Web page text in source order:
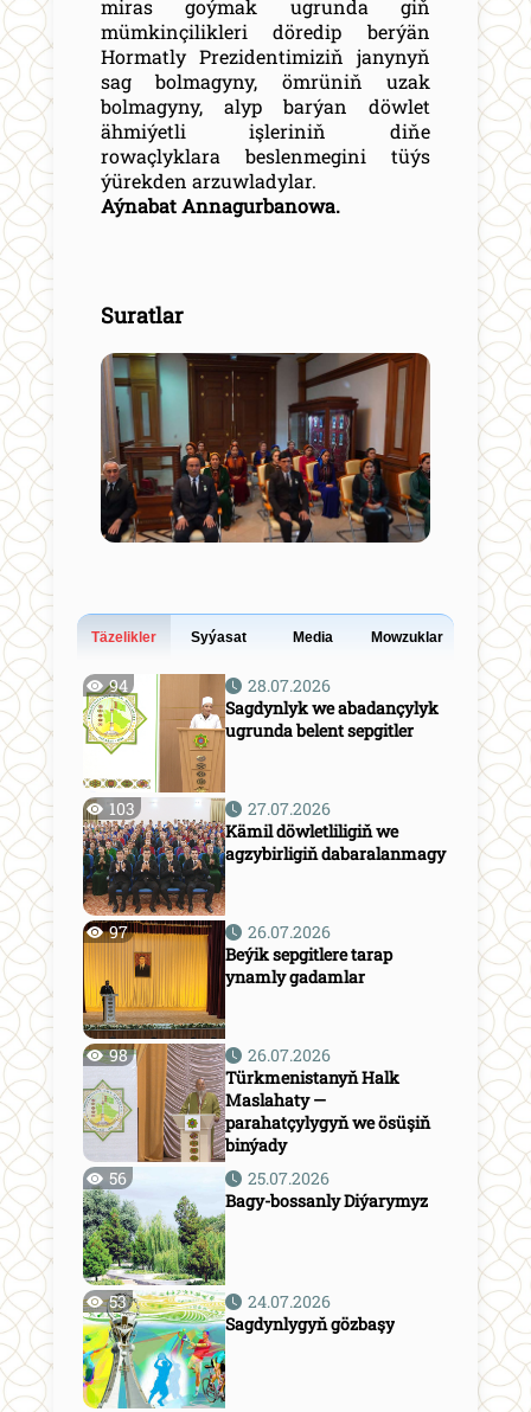
miras goýmak ugrunda giň
mümkinçilikleri döredip berýän
Hormatly Prezidentimiziň janynyň
sag bolmagyny, ömrüniň uzak
bolmagyny, alyp barýan döwlet
ähmiýetli işleriniň diňe
rowaçlyklara beslenmegini tüýs
ýürekden arzuwladylar.
Aýnabat Annagurbanowa.
Suratlar
Täzelikler Syýasat Media Mowzuklar
94
28.07.2026
Sagdynlyk we abadançylyk
ugrunda belent sepgitler
103
27.07.2026
Kämil döwletliligiň we
agzybirligiň dabaralanmagy
97
26.07.2026
Beýik sepgitlere tarap
ynamly gadamlar
98
26.07.2026
Türkmenistanyň Halk
Maslahaty —
parahatçylygyň we ösüşiň
binýady
56
25.07.2026
Bagy-bossanly Diýarymyz
53
24.07.2026
Sagdynlygyň gözbaşy